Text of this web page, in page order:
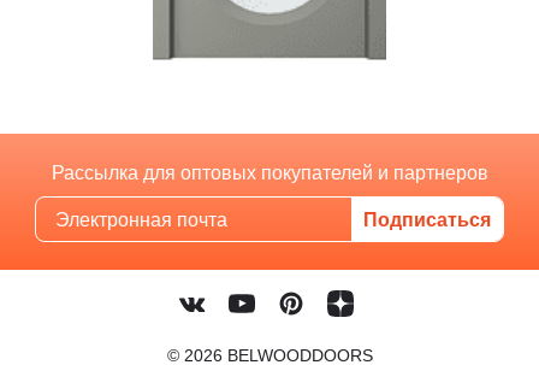
Рассылка для оптовых покупателей и партнеров
© 2026 BELWOODDOORS